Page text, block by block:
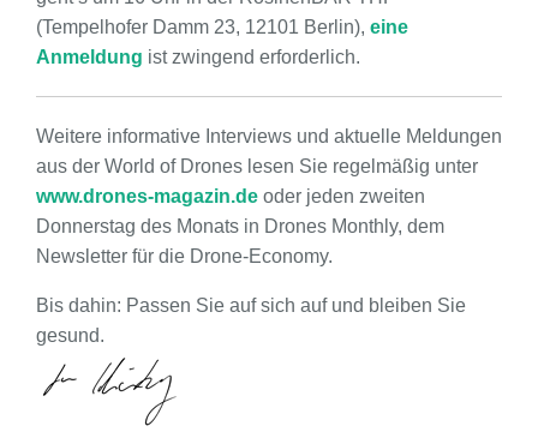
(Tempelhofer Damm 23, 12101 Berlin), eine
Anmeldung ist zwingend erforderlich.
Weitere informative Interviews und aktuelle Meldungen
aus der World of Drones lesen Sie regelmäßig unter
www.drones-magazin.de oder jeden zweiten
Donnerstag des Monats in Drones Monthly, dem
Newsletter für die Drone-Economy.
Bis dahin: Passen Sie auf sich auf und bleiben Sie
gesund.